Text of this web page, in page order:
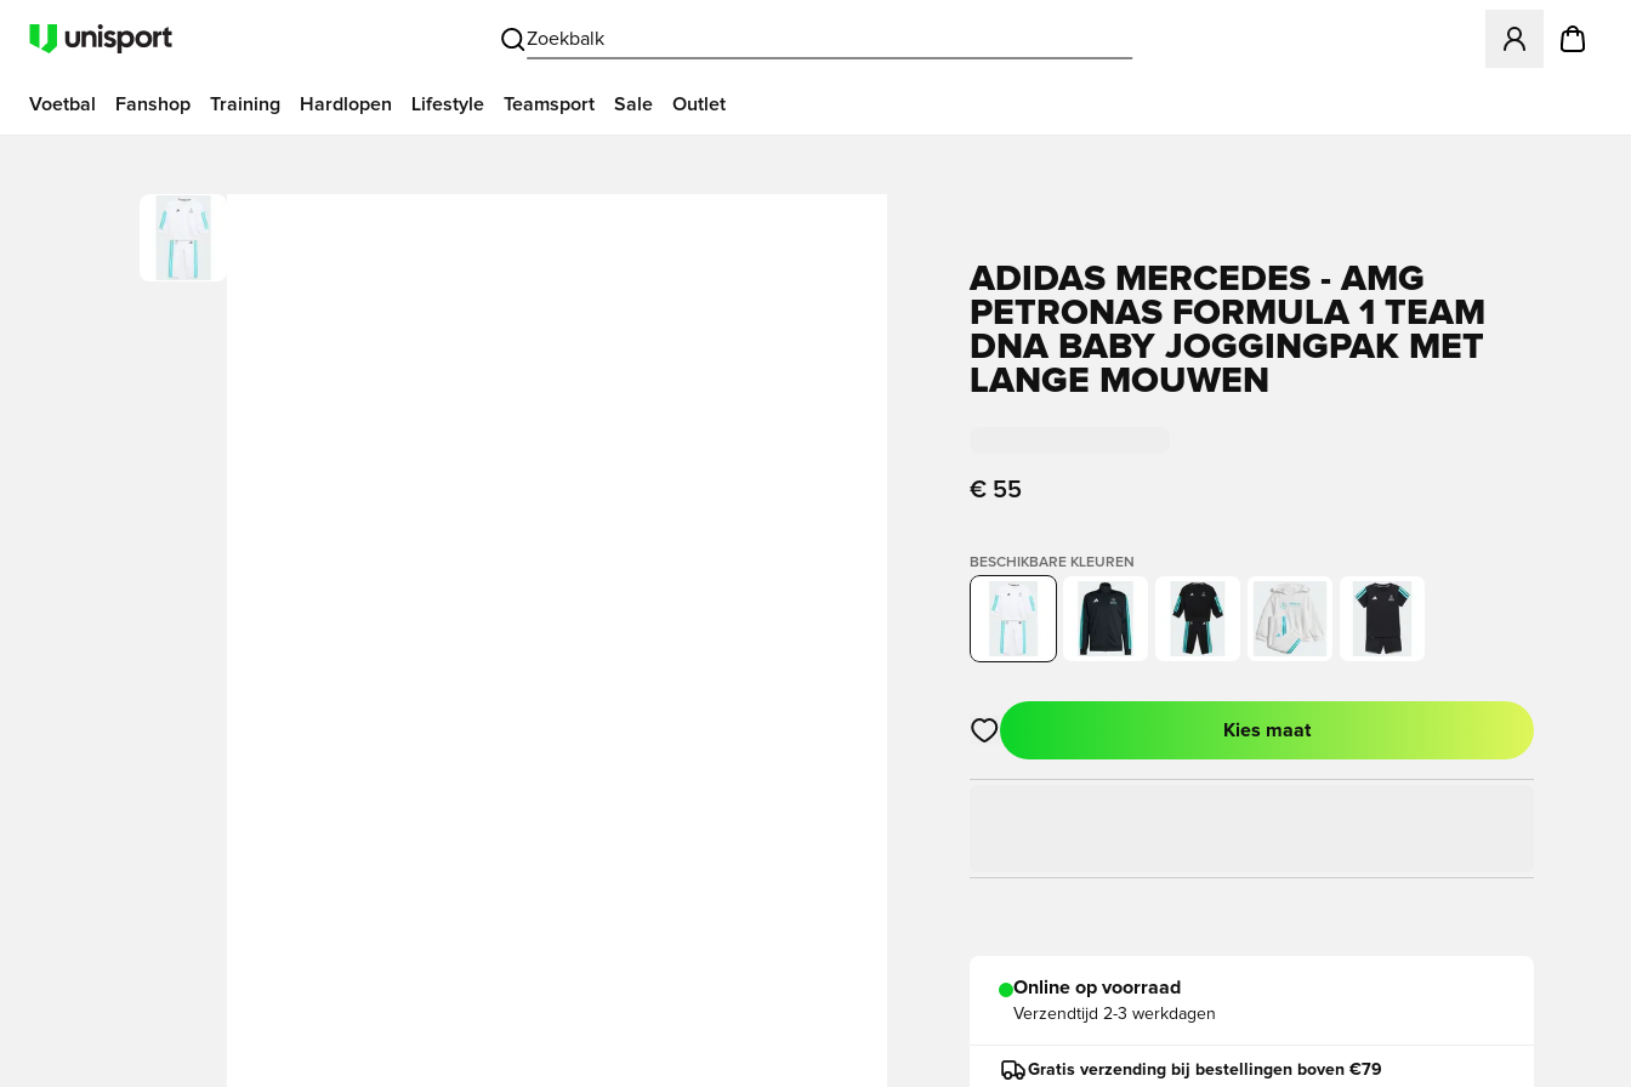
Zoekbalk
Opent een
Voetbal Fanshop Training Hardlopen Lifestyle Teamsport Sale Outlet
ADIDAS MERCEDES - AMG
PETRONAS FORMULA 1 TEAM
DNA BABY JOGGINGPAK MET
LANGE MOUWEN
€ 55
BESCHIKBARE KLEUREN
Opent een venster om in te loggen of je aan te melden als lid
Kies maat
Online op voorraad
Verzendtijd 2-3 werkdagen
Gratis verzending bij bestellingen boven €79